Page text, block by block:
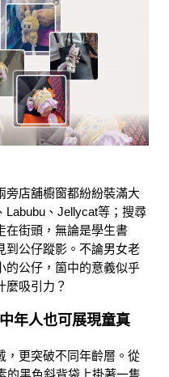
旁店舖櫥窗都紛紛裝滿大
、Jellycat等；搜尋
在街頭，無論是學生書
到公仔蹤影。不論男女老
的公仔，箇中的意義似乎
麼吸引力？
年人也可展現童真
，更突破不同年齡層。從
的黑色斜背袋上掛著一隻